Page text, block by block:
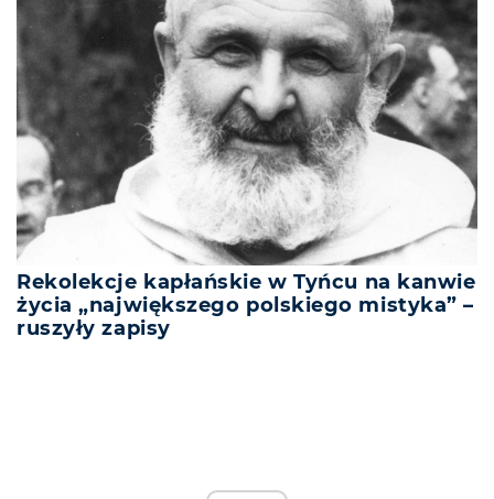
Rekolekcje kapłańskie w Tyńcu na kanwie
życia „największego polskiego mistyka” –
ruszyły zapisy